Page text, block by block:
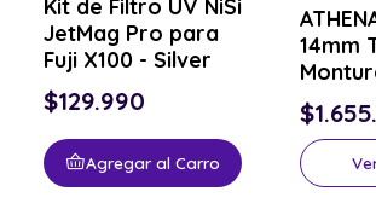
Kit de Filtro UV NiSi
JetMag Pro para
Fuji X100 - Silver
$129.990
Agregar al Carro
14mm